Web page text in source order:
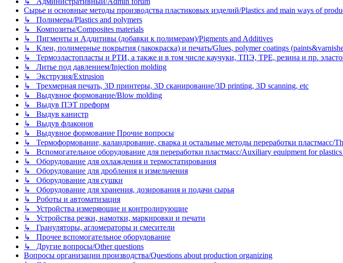
Сырье и основные методы производства пластиковых изделий/Plastics and main ways of
↳ Полимеры/Plastics and polymers
↳ Композиты/Сomposites materials
↳ Пигменты и Аддитивы (добавки к полимерам)/Pigments and Additives
↳ Клеи, полимерные покрытия (лакокраска) и печать/Glues, polymer coatings
↳ Термоэластопласты и РТИ, а также и в том числе каучуки, ТПЭ, TPE, резина и пр.
↳ Литье под давлением/Injection molding
↳ Экструзия/Extrusion
↳ Трехмерная печать, 3D принтеры, 3D сканирование/3D printing, 3D scanning, etc
↳ Выдувное формование/Blow molding
↳ Выдув ПЭТ преформ
↳ Выдув канистр
↳ Выдув флаконов
↳ Выдувное формование Прочие вопросы
↳ Термоформование, каландрование, сварка и остальные методы переработки пластмасс/
↳ Вспомогательное оборудование для переработки пластмасс/Auxiliary equipment for
↳ Оборудование для охлаждения и термостатирования
↳ Оборудование для дробления и измельчения
↳ Оборудование для сушки
↳ Оборудование для хранения, дозирования и подачи сырья
↳ Роботы и автоматизация
↳ Устройства измеряющие и контролирующие
↳ Устройства резки, намотки, маркировки и печати
↳ Грануляторы, агломераторы и смесители
↳ Прочее вспомогательное оборудование
↳ Другие вопросы/Other questions
Вопросы организации производства/Questions about production organizing